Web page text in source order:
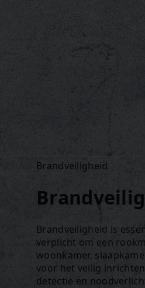
Brandveiligheid
Brandveiligheid is
verplicht om een
woonkamer,
voor het veilig
detectie en